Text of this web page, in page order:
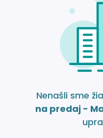
Nenašli sme
na predaj -